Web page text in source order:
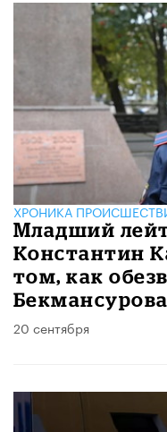
ХРОНИКА
Младший
Константин
том, как
Бекмансурова
20 сентября